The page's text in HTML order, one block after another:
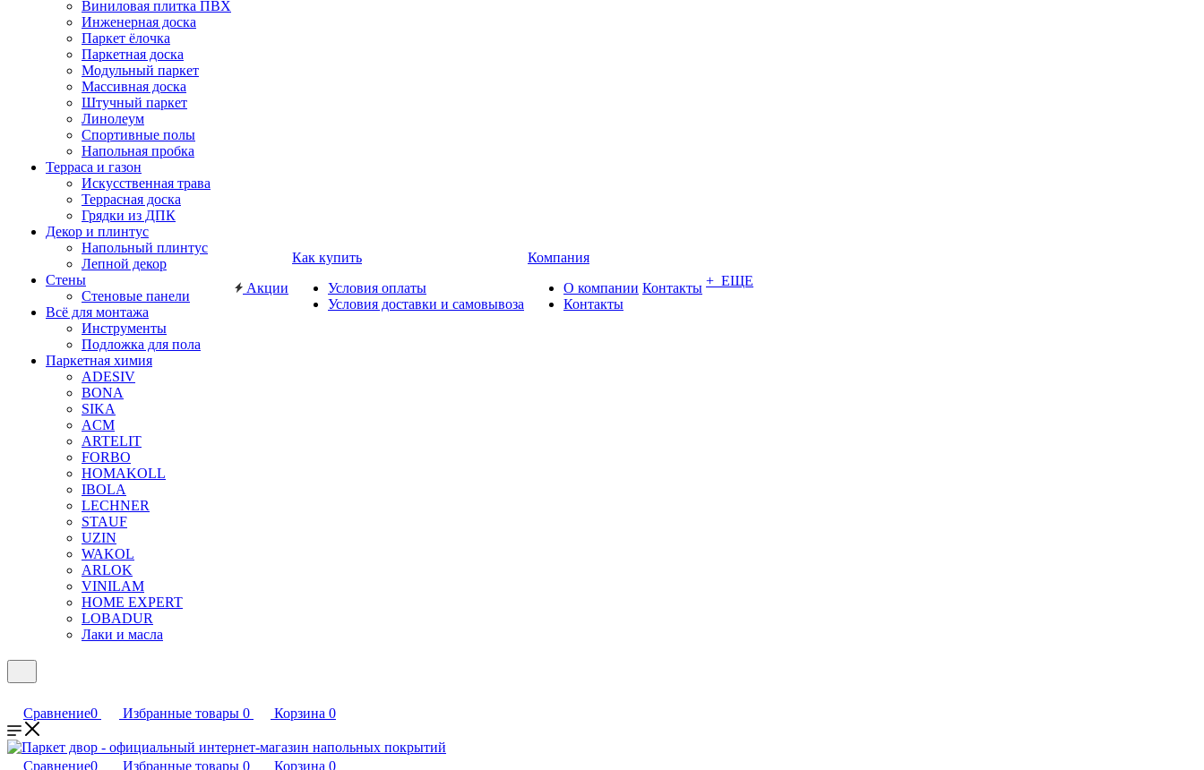
Виниловая плитка ПВХ
Инженерная доска
Паркет ёлочка
Паркетная доска
Модульный паркет
Массивная доска
Штучный паркет
Линолеум
Спортивные полы
Напольная пробка
Терраса и газон
Искусственная трава
Террасная доска
Грядки из ДПК
Декор и плинтус
Напольный плинтус
Лепной декор
Стены
Стеновые панели
Всё для монтажа
Инструменты
Подложка для пола
Паркетная химия
ADESIV
BONA
SIKA
ACM
ARTELIT
FORBO
HOMAKOLL
IBOLA
LECHNER
STAUF
UZIN
WAKOL
ARLOK
VINILAM
HOME EXPERT
LOBADUR
Лаки и масла
Акции
Как купить
Условия оплаты
Условия доставки и самовывоза
Компания
О компании
Контакты
Контакты + ЕЩЕ
Сравнение0 Избранные товары 0 Корзина 0
Сравнение0 Избранные товары 0 Корзина 0